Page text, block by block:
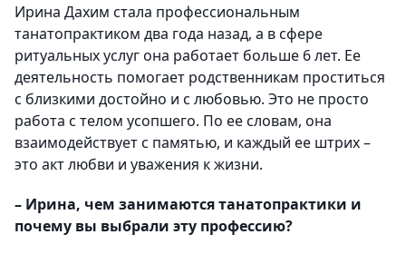
Ирина Дахим стала профессиональным
танатопрактиком два года назад, а в сфере
ритуальных услуг она работает больше 6 лет. Ее
деятельность помогает родственникам проститься
с близкими достойно и с любовью. Это не просто
работа с телом усопшего. По ее словам, она
взаимодействует с памятью, и каждый ее штрих –
это акт любви и уважения к жизни.
– Ирина, чем занимаются танатопрактики и
почему вы выбрали эту профессию?